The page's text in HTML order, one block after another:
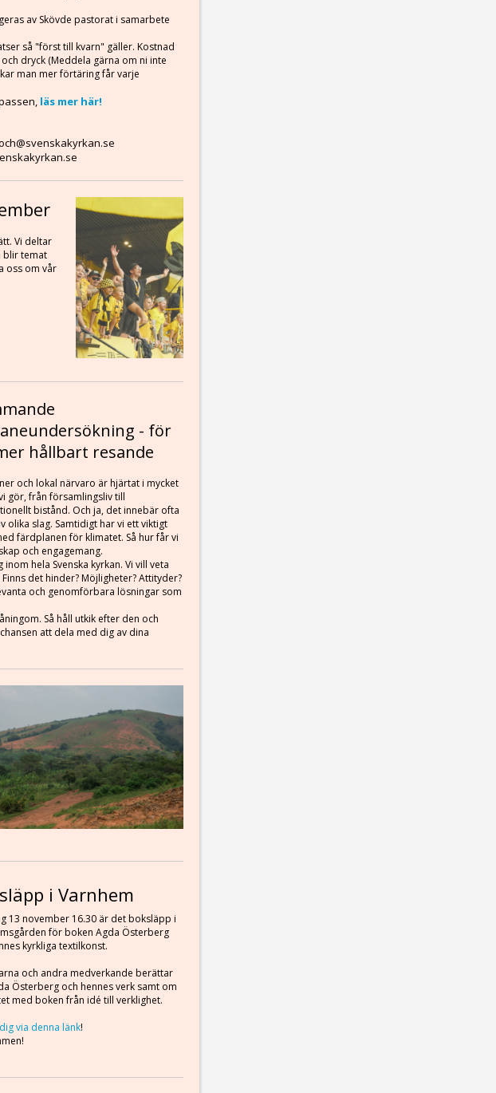
av Skövde pastorat i samarbete
så "först till kvarn" gäller. Kostnad
dryck (Meddela gärna om ni inte
man mer förtäring får varje
läs mer här!
Vi deltar
blir temat
oss om vår
- för
hållbart resande
och lokal närvaro är hjärtat i mycket
gör, från församlingsliv till
bistånd. Och ja, det innebär ofta
olika slag. Samtidigt har vi ett viktigt
färdplanen för klimatet. Så hur får vi
och engagemang.
hela Svenska kyrkan. Vi vill veta
det hinder? Möjligheter? Attityder?
och genomförbara lösningar som
Så håll utkik efter den och
att dela med dig av dina
i Varnhem
13 november 16.30 är det boksläpp i
för boken Agda Österberg
kyrkliga textilkonst.
och andra medverkande berättar
Österberg och hennes verk samt om
med boken från idé till verklighet.
via denna länk!